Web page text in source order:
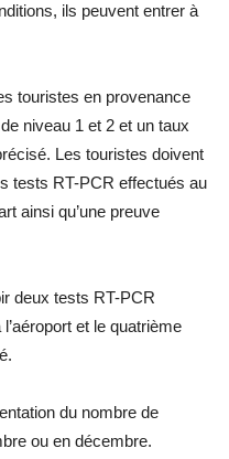
ils peuvent entrer à
touristes en provenance
niveau 1 et 2 et un taux
Les touristes doivent
tests RT-PCR effectués au
ainsi qu’une preuve
deux tests RT-PCR
et le quatrième
du nombre de
ou en décembre.